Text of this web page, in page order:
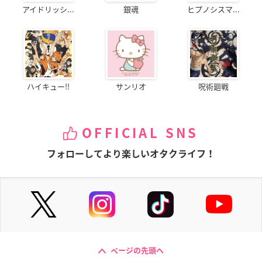
アイドリッシ... 銀魂 ヒプノシスマ...
ハイキュー!! サンリオ 呪術廻戦
OFFICIAL SNS
フォローしてより楽しいオタクライフ！
ページの先頭へ